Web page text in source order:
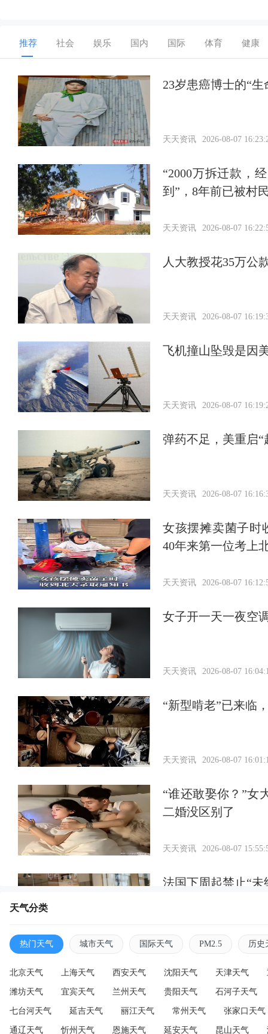
推荐 社会 娱乐 国内 国际 体育 健康
23岁患癌博士的“
天天资讯 2026-08-07
“2000万拆迁款，
到”，8年前已被村
天天资讯 2026-08-07
人大教授花35万公
天天资讯 2026-08-07
飞机撞山坠毁是因
天天资讯 2026-08-07
弹药不足，美重启“
天天资讯 2026-08-07
女孩摆摊卖菌子时
40年来第一位考上
天天资讯 2026-08-07
女子开一天一夜空
天天资讯 2026-08-07
“新型啃老”已来临
天天资讯 2026-08-07
“谁还敢娶你？”女
二婚没区别了
天天资讯 2026-08-07
法国下周起禁止“
2026-08-07
天气分类
热门天气 城市天气 国际天气 PM2.5 历史
北京天气 上海天气 西安天气 沈阳天气 天津天气
潍坊天气 宜宾天气 兰州天气 贵阳天气 石河子天气
七台河天气 延吉天气 丽江天气 常州天气 张家口天气
通辽天气 忻州天气 恩施天气 延安天气 昆山天气